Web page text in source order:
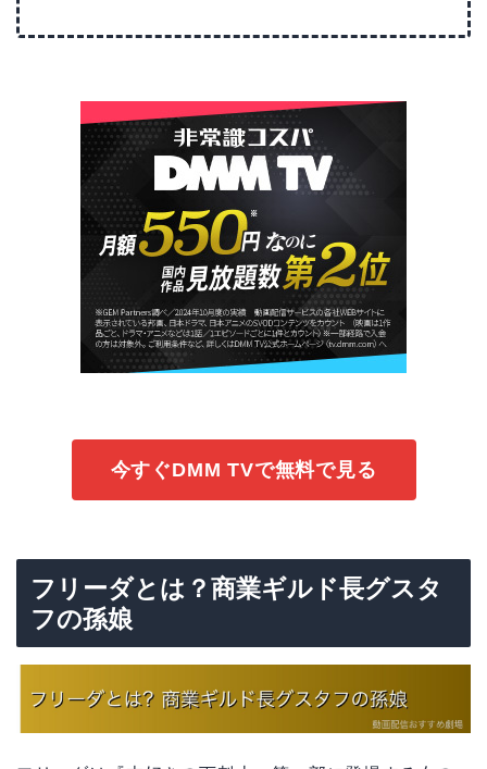
今すぐDMM TVで無料で見る
フリーダとは？商業ギルド長グスタ
フの孫娘